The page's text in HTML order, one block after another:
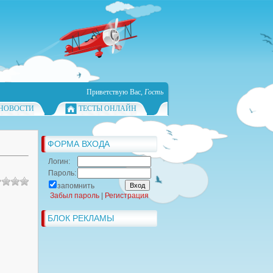
Приветствую Вас, Гость
ТЕСТЫ ОНЛАЙН
ФОРМА ВХОДА
Логин:
Пароль:
запомнить
Забыл пароль
Регистрация
БЛОК РЕКЛАМЫ